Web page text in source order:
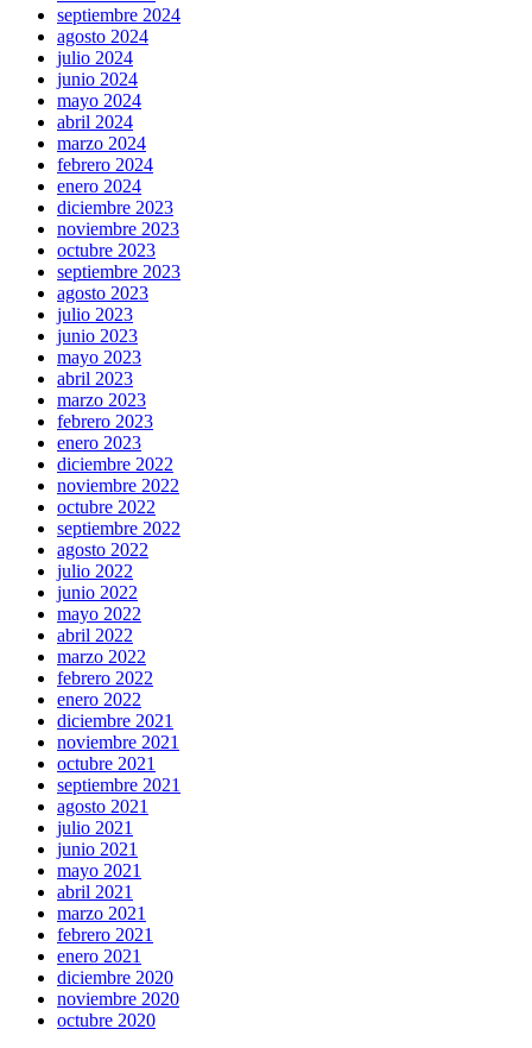
septiembre 2024
agosto 2024
julio 2024
junio 2024
mayo 2024
abril 2024
marzo 2024
febrero 2024
enero 2024
diciembre 2023
noviembre 2023
octubre 2023
septiembre 2023
agosto 2023
julio 2023
junio 2023
mayo 2023
abril 2023
marzo 2023
febrero 2023
enero 2023
diciembre 2022
noviembre 2022
octubre 2022
septiembre 2022
agosto 2022
julio 2022
junio 2022
mayo 2022
abril 2022
marzo 2022
febrero 2022
enero 2022
diciembre 2021
noviembre 2021
octubre 2021
septiembre 2021
agosto 2021
julio 2021
junio 2021
mayo 2021
abril 2021
marzo 2021
febrero 2021
enero 2021
diciembre 2020
noviembre 2020
octubre 2020